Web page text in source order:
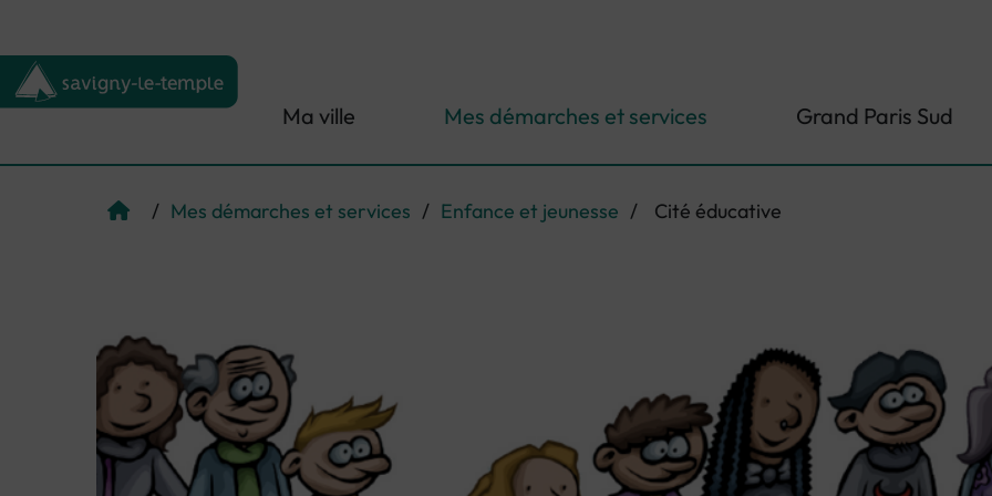
Retour à l'accueil
Ma ville Mes démarches et services Grand Paris Sud
Page d'accueil du site
/ Mes démarches et services / Enfance et jeunesse / Cité éducative